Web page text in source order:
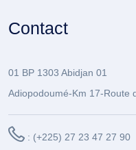
Contact
01 BP 1303 Abidjan 01
Adiopodoumé-Km 17-Route
: (+225) 27 23 47 27 90